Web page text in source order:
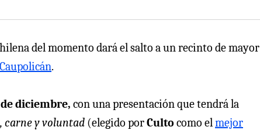
del momento dará el salto a un recinto de mayor
.
diciembre, con una presentación que tendrá la
carne y voluntad (elegido porCulto como elmejor